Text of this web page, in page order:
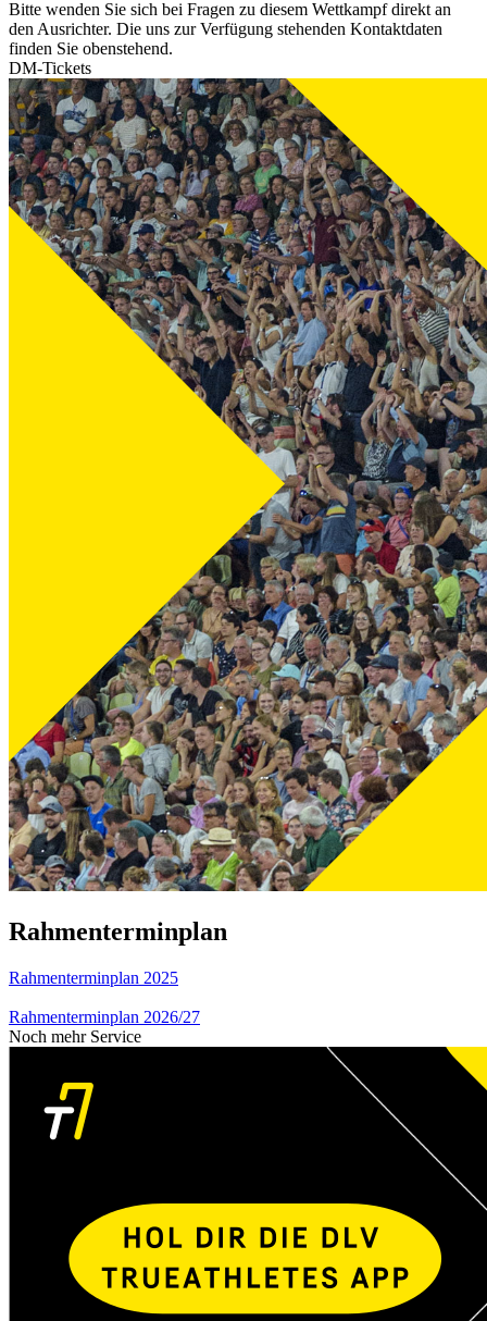
Bitte wenden Sie sich bei Fragen zu diesem Wettkampf direkt an
den Ausrichter. Die uns zur Verfügung stehenden Kontaktdaten
finden Sie obenstehend.
DM-Tickets
Rahmenterminplan
Rahmenterminplan 2025
Rahmenterminplan 2026/27
Noch mehr Service